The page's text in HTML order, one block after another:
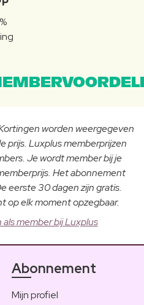
worden weergegeven
prijs. Luxplus memberprijzen
Je wordt member bij je
Het abonnement
eerste 30 dagen zijn gratis.
op elk moment opzegbaar.
member bij Luxplus
Abonnement
Mijn profiel